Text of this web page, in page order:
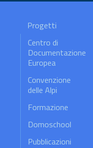
Progetti
Centro di
Documentazione
Europea
Convenzione
delle Alpi
Formazione
Domoschool
Pubblicazioni